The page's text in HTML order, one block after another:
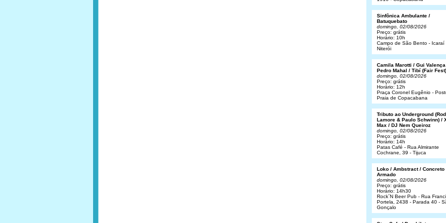
Sinfônica Ambulante /
Batuquebato
domingo, 02/08/2026
Preço: grátis
Horário: 10h
Campo de São Bento - Icaraí
Niterói
Camila Marotti / Gui
Pedro Mahal / Tibí (Fair Fest)
domingo, 02/08/2026
Preço: grátis
Horário: 12h
Praça Coronel Eugênio -
Praia de Copacabana
Tributo ao Underground
Lamore & Paulo Schwinn) /
Max / DJ Nem Queiroz
domingo, 02/08/2026
Preço: grátis
Horário: 14h
Patas Café - Rua Almirante
Cochrane, 39 - Tijuca
Loko / Ambstract / Concreto
Armado
domingo, 02/08/2026
Preço: grátis
Horário: 14h30
Rock´N Beer Pub - Rua
Portela, 2438 - Parada 40 -
Gonçalo